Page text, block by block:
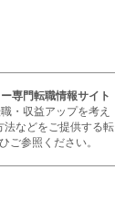
専門転職情報サイト
・収益アップを考え
法などをご提供する転
ご参照ください。